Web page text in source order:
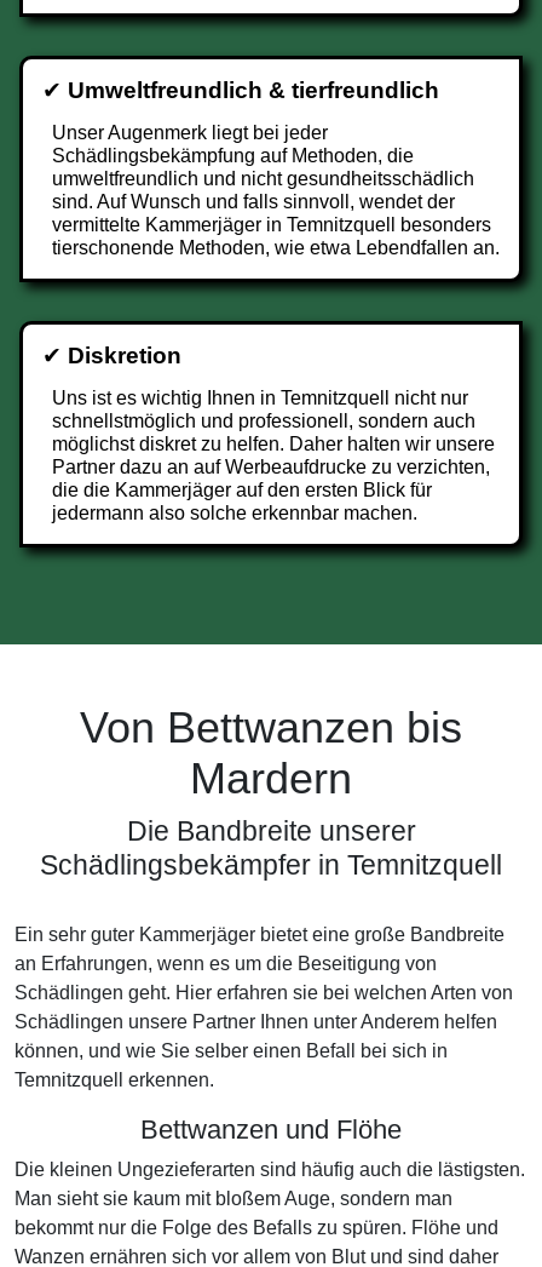
✔ Umweltfreundlich & tierfreundlich
Unser Augenmerk liegt bei jeder
Schädlingsbekämpfung auf Methoden, die
umweltfreundlich und nicht gesundheitsschädlich
sind. Auf Wunsch und falls sinnvoll, wendet der
vermittelte Kammerjäger in Temnitzquell besonders
tierschonende Methoden, wie etwa Lebendfallen an.
✔ Diskretion
Uns ist es wichtig Ihnen in Temnitzquell nicht nur
schnellstmöglich und professionell, sondern auch
möglichst diskret zu helfen. Daher halten wir unsere
Partner dazu an auf Werbeaufdrucke zu verzichten,
die die Kammerjäger auf den ersten Blick für
jedermann also solche erkennbar machen.
Von Bettwanzen bis
Mardern
Die Bandbreite unserer
Schädlingsbekämpfer in Temnitzquell
Ein sehr guter Kammerjäger bietet eine große Bandbreite
an Erfahrungen, wenn es um die Beseitigung von
Schädlingen geht. Hier erfahren sie bei welchen Arten von
Schädlingen unsere Partner Ihnen unter Anderem helfen
können, und wie Sie selber einen Befall bei sich in
Temnitzquell erkennen.
Bettwanzen und Flöhe
Die kleinen Ungezieferarten sind häufig auch die lästigsten.
Man sieht sie kaum mit bloßem Auge, sondern man
bekommt nur die Folge des Befalls zu spüren. Flöhe und
Wanzen ernähren sich vor allem von Blut und sind daher